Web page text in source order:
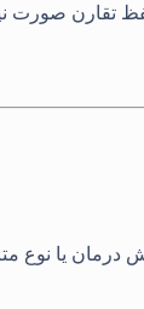
حفظ تقارن
یا نوع